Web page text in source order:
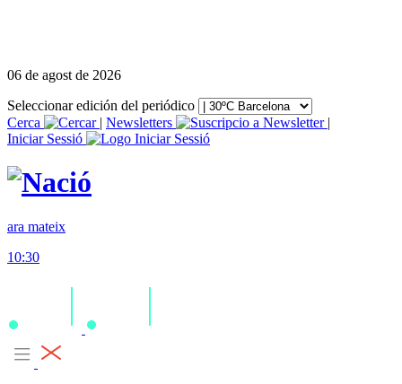
06 de agost de 2026
Seleccionar edición del periódico
Cerca
| Newsletters
|
Iniciar Sessió
ara mateix
10:30